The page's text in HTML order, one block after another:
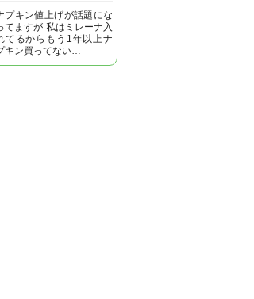
プキン値上げが話題にな
てますが 私はミレーナ入
てるからもう1年以上ナ
キン買ってない…